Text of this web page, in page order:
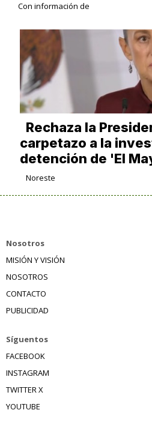
Con información de
Rechaza la
carpetazo a la
detención de 'El
Noreste
Nosotros
MISIÓN Y VISIÓN
NOSOTROS
CONTACTO
PUBLICIDAD
Síguentos
FACEBOOK
INSTAGRAM
TWITTER X
YOUTUBE